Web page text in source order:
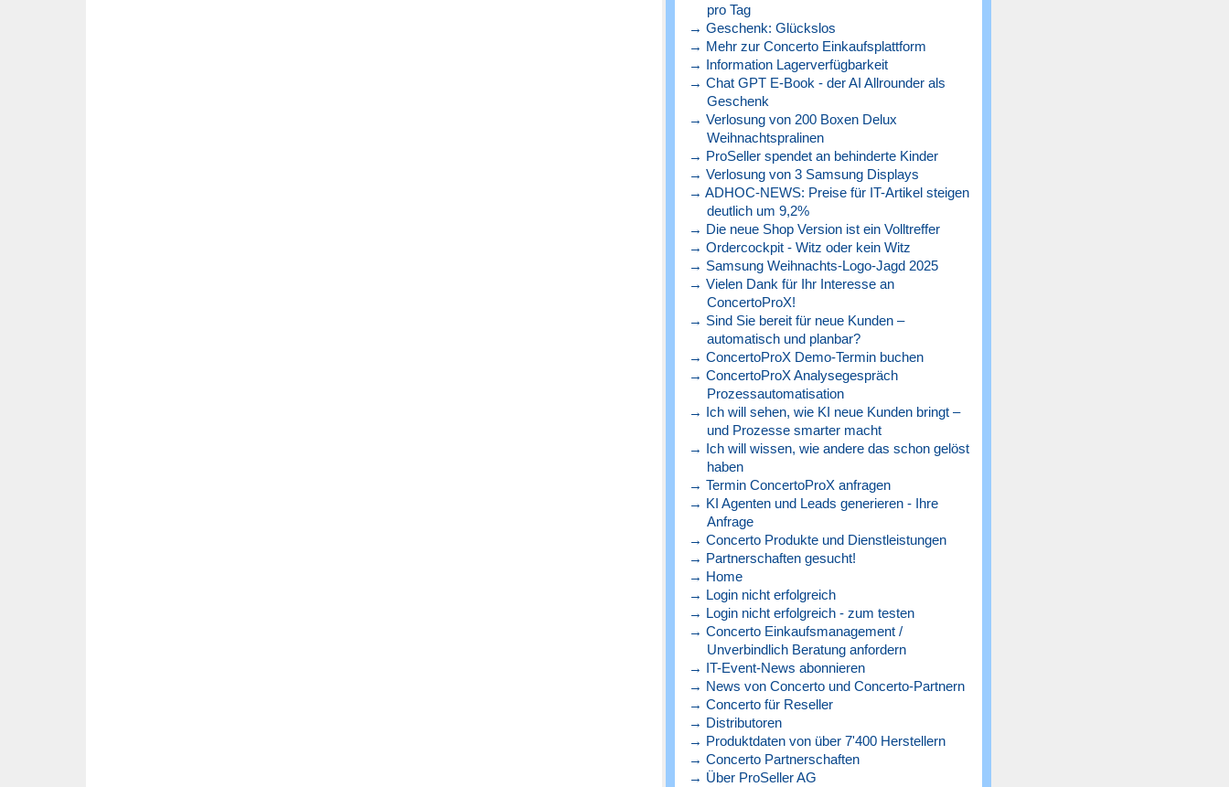
pro Tag
→ Geschenk: Glückslos
→ Mehr zur Concerto Einkaufsplattform
→ Information Lagerverfügbarkeit
→ Chat GPT E-Book - der AI Allrounder als
Geschenk
→ Verlosung von 200 Boxen Delux
Weihnachtspralinen
→ ProSeller spendet an behinderte Kinder
→ Verlosung von 3 Samsung Displays
→ ADHOC-NEWS: Preise für IT-Artikel steigen
deutlich um 9,2%
→ Die neue Shop Version ist ein Volltreffer
→ Ordercockpit - Witz oder kein Witz
→ Samsung Weihnachts-Logo-Jagd 2025
→ Vielen Dank für Ihr Interesse an
ConcertoProX!
→ Sind Sie bereit für neue Kunden –
automatisch und planbar?
→ ConcertoProX Demo-Termin buchen
→ ConcertoProX Analysegespräch
Prozessautomatisation
→ Ich will sehen, wie KI neue Kunden bringt –
und Prozesse smarter macht
→ Ich will wissen, wie andere das schon gelöst
haben
→ Termin ConcertoProX anfragen
→ KI Agenten und Leads generieren - Ihre
Anfrage
→ Concerto Produkte und Dienstleistungen
→ Partnerschaften gesucht!
→ Home
→ Login nicht erfolgreich
→ Login nicht erfolgreich - zum testen
→ Concerto Einkaufsmanagement /
Unverbindlich Beratung anfordern
→ IT-Event-News abonnieren
→ News von Concerto und Concerto-Partnern
→ Concerto für Reseller
→ Distributoren
→ Produktdaten von über 7'400 Herstellern
→ Concerto Partnerschaften
→ Über ProSeller AG